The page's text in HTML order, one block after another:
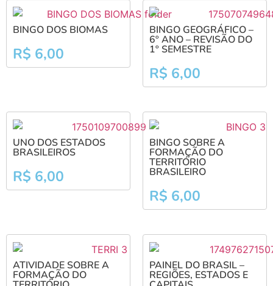
BINGO DOS BIOMAS
R$ 6,00
BINGO GEOGRÁFICO –
6º ANO – REVISÃO DO
1º SEMESTRE
R$ 6,00
UNO DOS ESTADOS
BRASILEIROS
R$ 6,00
BINGO SOBRE A
FORMAÇÃO DO
TERRITÓRIO
BRASILEIRO
R$ 6,00
ATIVIDADE SOBRE A
FORMAÇÃO DO
PAINEL DO BRASIL –
REGIÕES, ESTADOS E